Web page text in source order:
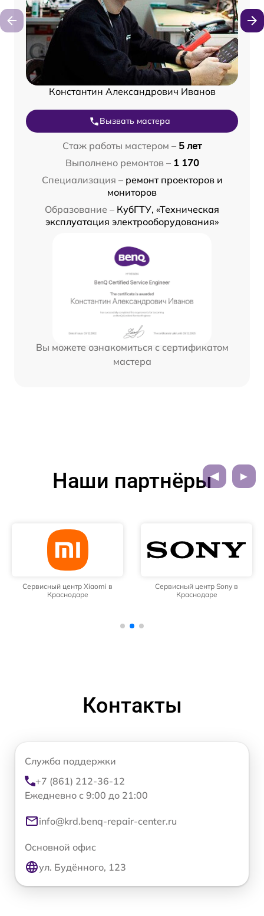
Константин Александрович Иванов
Вызвать мастера
Стаж работы мастером – 5 лет
Выполнено ремонтов – 1 170
Специализация – ремонт проекторов и
мониторов
Образование – КубГТУ, «Техническая
эксплуатация электрооборудования»
Вы можете ознакомиться с сертификатом
мастера
Наши партнёры
Сервисный центр Xiaomi в
Краснодаре
Сервисный центр Sony в
Краснодаре
Контакты
Служба поддержки
+7 (861) 212-36-12
Ежедневно с 9:00 до 21:00
info@krd.benq-repair-center.ru
Основной офис
ул. Будённого, 123